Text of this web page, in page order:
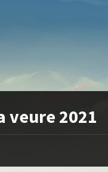
veure 2021